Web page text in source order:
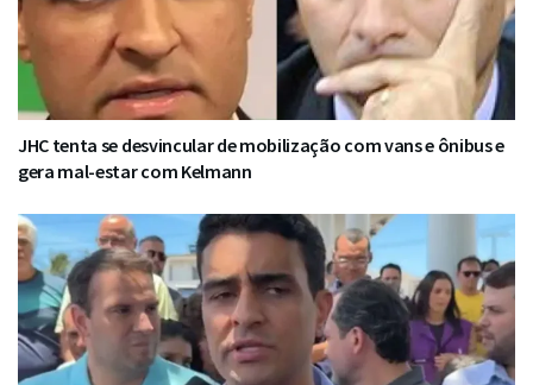
JHC tenta se desvincular de mobilização com vans e ônibus e
gera mal-estar com Kelmann